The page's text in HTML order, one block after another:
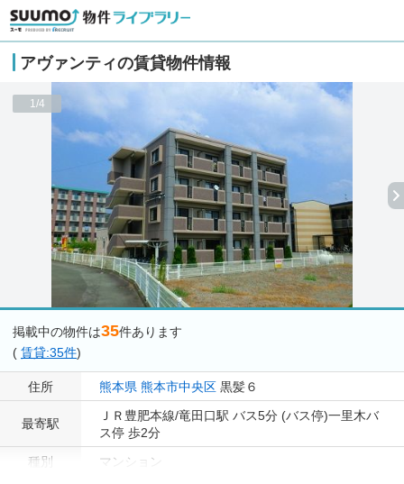
アヴァンティの賃貸物件情報
1/4
掲載中の物件は35件あります
( 賃貸:35件)
住所 熊本県 熊本市中央区 黒髪６
最寄駅
ＪＲ豊肥本線/竜田口駅 バス5分 (バス停)一里木バ
ス停 歩2分
種別
マンション